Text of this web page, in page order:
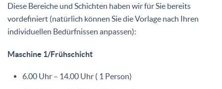
Diese Bereiche und Schichten haben wir für Sie bereits
vordefiniert (natürlich können Sie die Vorlage nach Ihren
individuellen Bedürfnissen anpassen):
Maschine 1/Frühschicht
6.00 Uhr – 14.00 Uhr ( 1 Person)